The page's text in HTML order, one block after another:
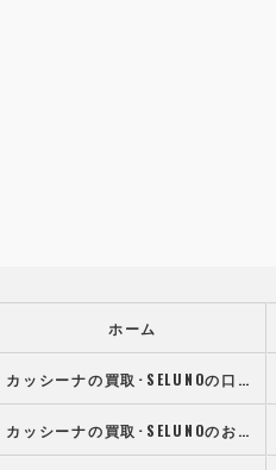
ホーム
カッシーナの買取･SELUNOの口コミ情報
カッシーナの買取･SELUNOのお客様の声